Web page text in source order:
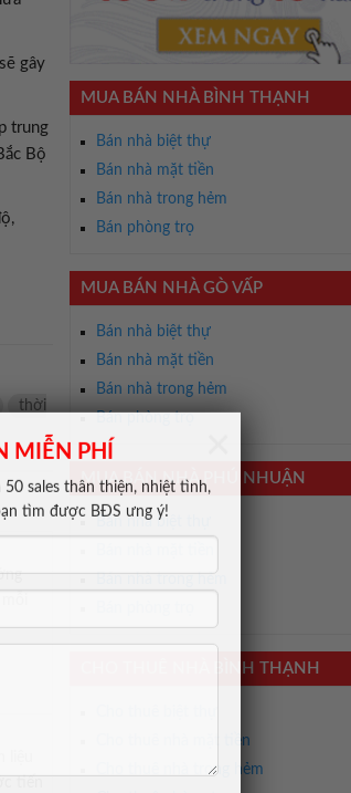
MIỄN PHÍ
50 sales thân thiện, nhiệt tình,
tìm được BĐS ưng ý!
gây
trung
Bộ
thời
tiến
MUA BÁN NHÀ BÌNH THẠNH
Bán nhà biệt thự
Bán nhà mặt tiền
Bán nhà trong hẻm
Bán phòng trọ
MUA BÁN NHÀ GÒ VẤP
Bán nhà biệt thự
Bán nhà mặt tiền
Bán nhà trong hẻm
MUA BÁN NHÀ PHÚ NHUẬN
Bán nhà biệt thự
CHO THUÊ NHÀ BÌNH THẠNH
Cho thuê nhà mặt tiền
Cho thuê nhà trong hẻm